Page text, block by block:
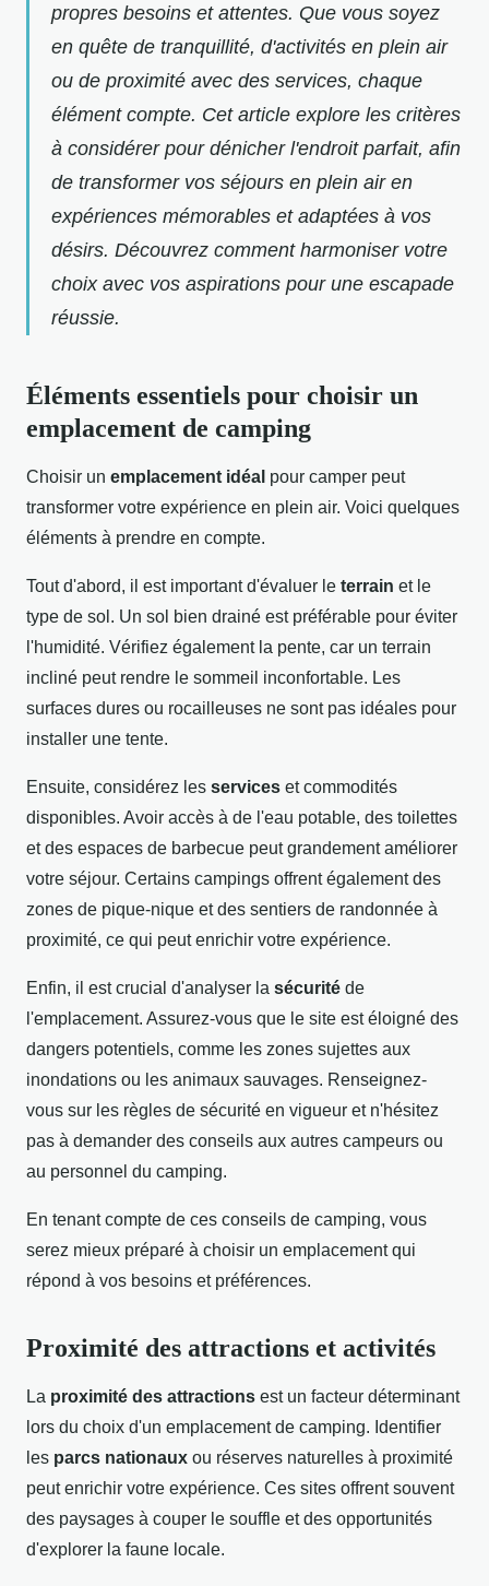
propres besoins et attentes. Que vous soyez
en quête de tranquillité, d'activités en plein air
ou de proximité avec des services, chaque
élément compte. Cet article explore les critères
à considérer pour dénicher l'endroit parfait, afin
de transformer vos séjours en plein air en
expériences mémorables et adaptées à vos
désirs. Découvrez comment harmoniser votre
choix avec vos aspirations pour une escapade
réussie.
Éléments essentiels pour choisir un
emplacement de camping
Choisir un emplacement idéal pour camper peut
transformer votre expérience en plein air. Voici quelques
éléments à prendre en compte.
Tout d'abord, il est important d'évaluer le terrain et le
type de sol. Un sol bien drainé est préférable pour éviter
l'humidité. Vérifiez également la pente, car un terrain
incliné peut rendre le sommeil inconfortable. Les
surfaces dures ou rocailleuses ne sont pas idéales pour
installer une tente.
Ensuite, considérez les services et commodités
disponibles. Avoir accès à de l'eau potable, des toilettes
et des espaces de barbecue peut grandement améliorer
votre séjour. Certains campings offrent également des
zones de pique-nique et des sentiers de randonnée à
proximité, ce qui peut enrichir votre expérience.
Enfin, il est crucial d'analyser la sécurité de
l'emplacement. Assurez-vous que le site est éloigné des
dangers potentiels, comme les zones sujettes aux
inondations ou les animaux sauvages. Renseignez-
vous sur les règles de sécurité en vigueur et n'hésitez
pas à demander des conseils aux autres campeurs ou
au personnel du camping.
En tenant compte de ces conseils de camping, vous
serez mieux préparé à choisir un emplacement qui
répond à vos besoins et préférences.
Proximité des attractions et activités
La proximité des attractions est un facteur déterminant
lors du choix d'un emplacement de camping. Identifier
les parcs nationaux ou réserves naturelles à proximité
peut enrichir votre expérience. Ces sites offrent souvent
des paysages à couper le souffle et des opportunités
d'explorer la faune locale.